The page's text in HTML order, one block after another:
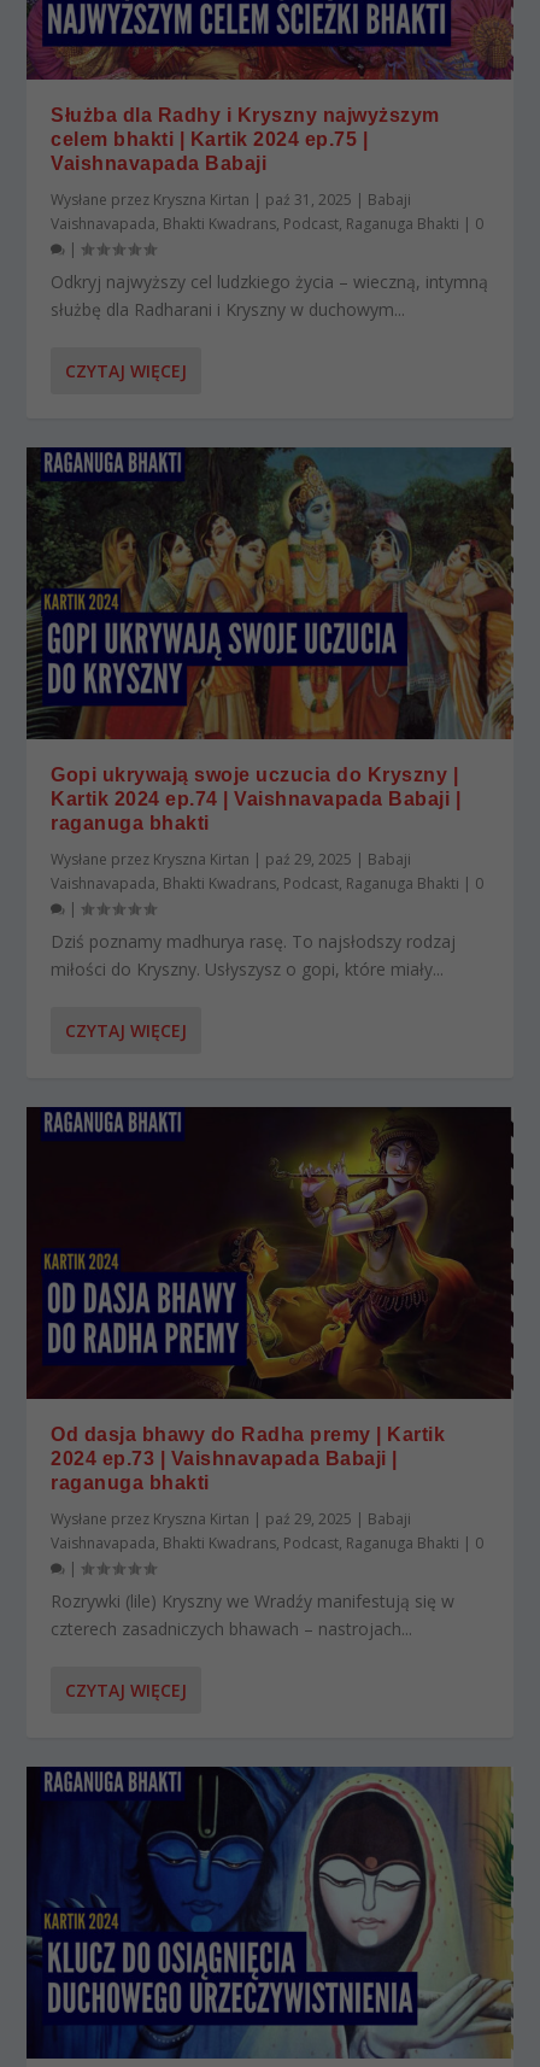
Służba dla Radhy i Kryszny najwyższym
celem bhakti | Kartik 2024 ep.75 |
Vaishnavapada Babaji
Wysłane przez Kryszna Kirtan | paź 31, 2025 | Babaji
Vaishnavapada, Bhakti Kwadrans, Podcast, Raganuga Bhakti | 0
|
Odkryj najwyższy cel ludzkiego życia – wieczną, intymną
służbę dla Radharani i Kryszny w duchowym...
CZYTAJ WIĘCEJ
Gopi ukrywają swoje uczucia do Kryszny |
Kartik 2024 ep.74 | Vaishnavapada Babaji |
raganuga bhakti
Wysłane przez Kryszna Kirtan | paź 29, 2025 | Babaji
Vaishnavapada, Bhakti Kwadrans, Podcast, Raganuga Bhakti | 0
|
Dziś poznamy madhurya rasę. To najsłodszy rodzaj
miłości do Kryszny. Usłyszysz o gopi, które miały...
CZYTAJ WIĘCEJ
Od dasja bhawy do Radha premy | Kartik
2024 ep.73 | Vaishnavapada Babaji |
raganuga bhakti
Wysłane przez Kryszna Kirtan | paź 29, 2025 | Babaji
Vaishnavapada, Bhakti Kwadrans, Podcast, Raganuga Bhakti | 0
|
Rozrywki (lile) Kryszny we Wradźy manifestują się w
czterech zasadniczych bhawach – nastrojach...
CZYTAJ WIĘCEJ